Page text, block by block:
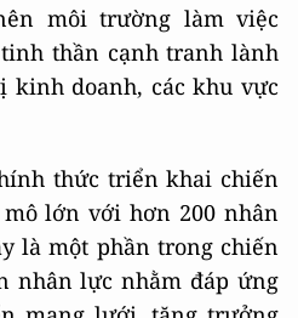
môi trường làm việc
thần cạnh tranh lành
kinh doanh, các khu vực
thức triển khai chiến
lớn với hơn 200 nhân
là một phần trong chiến
nhân lực nhằm đáp ứng